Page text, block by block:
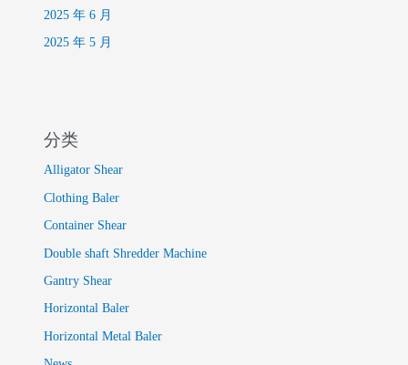
2025 年 6 月
2025 年 5 月
分类
Alligator Shear
Clothing Baler
Container Shear
Double shaft Shredder Machine
Gantry Shear
Horizontal Baler
Horizontal Metal Baler